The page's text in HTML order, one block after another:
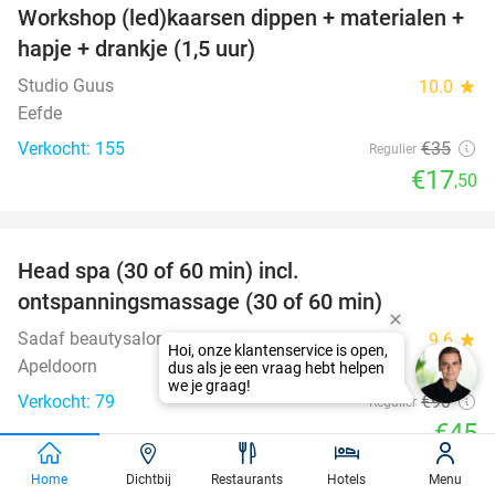
50%
Workshop (led)kaarsen dippen + materialen +
hapje + drankje (1,5 uur)
Studio Guus 10.0 star
Eefde
Verkocht: 155
Regulier €35
€17,50
Head spa (30 of 60 min) incl.
ontspanningsmassage (30 of 60 min)
Sadaf beautysalon 9.6 star
Apeldoorn
Verkocht: 79
Regulier €90
€45
favorite_border
Home Dichtbij Restaurants Hotels Menu